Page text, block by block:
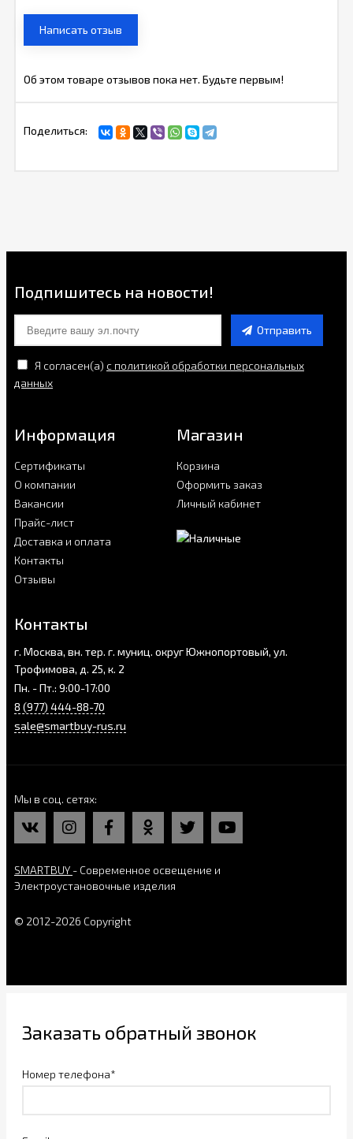
Написать отзыв
Об этом товаре отзывов пока нет. Будьте первым!
Поделиться:
Подпишитесь на новости!
Отправить
Я согласен(a) с политикой обработки персональных
данных
Информация
Сертификаты
О компании
Вакансии
Прайс-лист
Доставка и оплата
Контакты
Отзывы
Магазин
Корзина
Оформить заказ
Личный кабинет
Контакты
г. Москва, вн. тер. г. муниц. округ Южнопортовый, ул.
Трофимова, д. 25, к. 2
Пн. - Пт.: 9:00-17:00
8 (977) 444-88-70
sale@smartbuy-rus.ru
Мы в соц. сетях
SMARTBUY - Современное освещение и
Электроустановочные изделия
© 2012-2026 Copyright
Заказать обратный звонок
Номер телефона*